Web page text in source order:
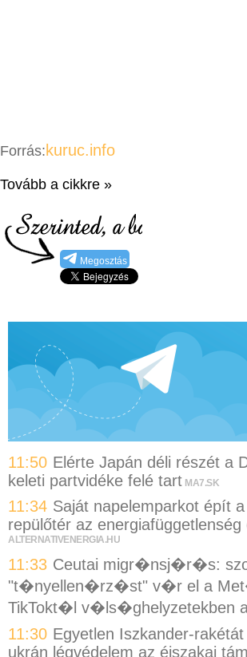
Forrás: kuruc.info
Tovább a cikkre »
Megosztás
11:50 Elérte Japán déli részét a
keleti partvidéke felé tart MA7.SK
11:34 Saját napelemparkot épít
repülőtér az
ALTERNATIVENERGIA.HU
11:33 Ceutai migr�nsj�r�s:
"t�nyellen�rz�st" v�r el a
TikTokt�l v�ls�ghelyzetekben
11:30 Egyetlen Iszkander-
ukrán légvédelem az éjszakai